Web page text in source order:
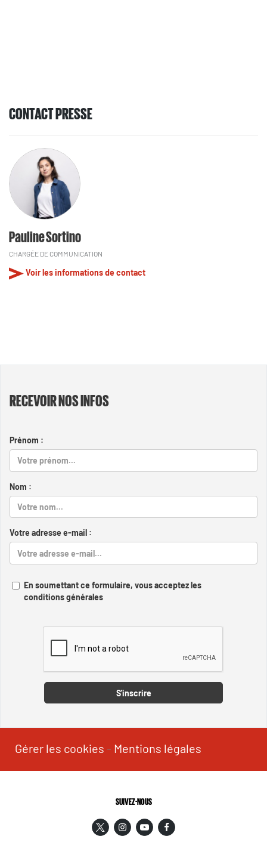
CONTACT PRESSE
Pauline Sortino
CHARGÉE DE COMMUNICATION
Voir les informations de contact
RECEVOIR NOS INFOS
Prénom :
Nom :
Votre adresse e-mail :
En soumettant ce formulaire, vous acceptez les
conditions générales
S'inscrire
Gérer les cookies - Mentions légales
SUIVEZ-NOUS